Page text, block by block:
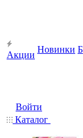
Акции
Новинки
Войти
Каталог